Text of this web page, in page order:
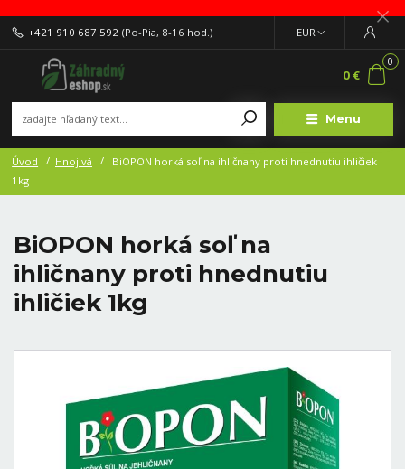
Menu
EUR
+421 910 687 592 (Po-Pia, 8-16 hod.)
0
0 €
Úvod Hnojivá
BiOPON horká soľ na ihličnany proti hnednutiu ihličiek
1kg
BiOPON horká soľ na
ihličnany proti hnednutiu
ihličiek 1kg